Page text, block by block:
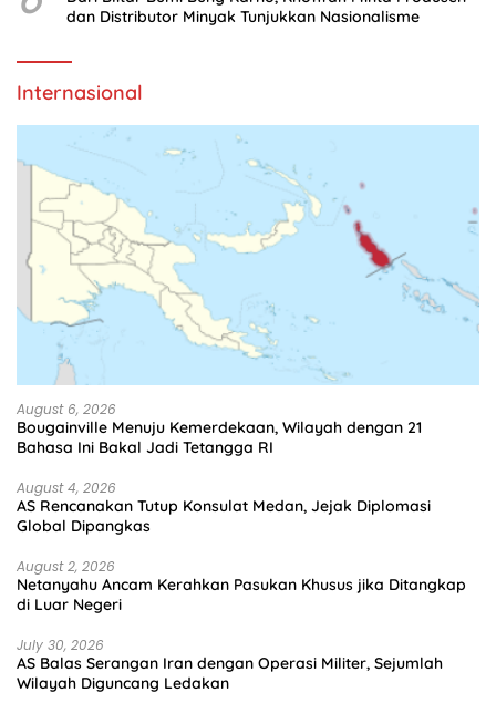
dan Distributor Minyak Tunjukkan Nasionalisme
Internasional
August 6, 2026
Bougainville Menuju Kemerdekaan, Wilayah dengan 21
Bahasa Ini Bakal Jadi Tetangga RI
August 4, 2026
AS Rencanakan Tutup Konsulat Medan, Jejak Diplomasi
Global Dipangkas
August 2, 2026
Netanyahu Ancam Kerahkan Pasukan Khusus jika Ditangkap
di Luar Negeri
July 30, 2026
AS Balas Serangan Iran dengan Operasi Militer, Sejumlah
Wilayah Diguncang Ledakan